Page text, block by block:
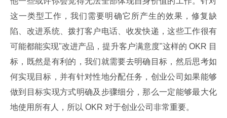
这一类型工作，我们需要明确它所产生的效果，修复缺
陷、改进系统、拨打客户电话、收发快递，这些工作很有
可能都能实现"改进产品，提升客户满意度"这样的 OKR 目
标，既然是有利的，我们就需要去明确目标，然后思考如
何实现目标，并有针对性地分配任务，创业公司如果能够
做到目标实现方式明确及步骤细分，那么一定能够最大化
地使用所有人，所以 OKR 对于创业公司非常重要。